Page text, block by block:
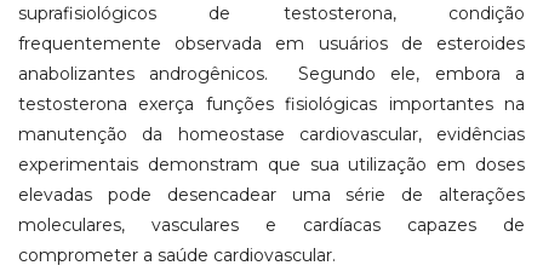
suprafisiológicos de testosterona, condição
frequentemente observada em usuários de esteroides
anabolizantes androgênicos.
Segundo ele, embora a
testosterona exerça funções fisiológicas importantes na
manutenção da homeostase cardiovascular, evidências
experimentais demonstram que sua utilização em doses
elevadas pode desencadear uma série de alterações
moleculares, vasculares e cardíacas capazes de
comprometer a saúde cardiovascular.